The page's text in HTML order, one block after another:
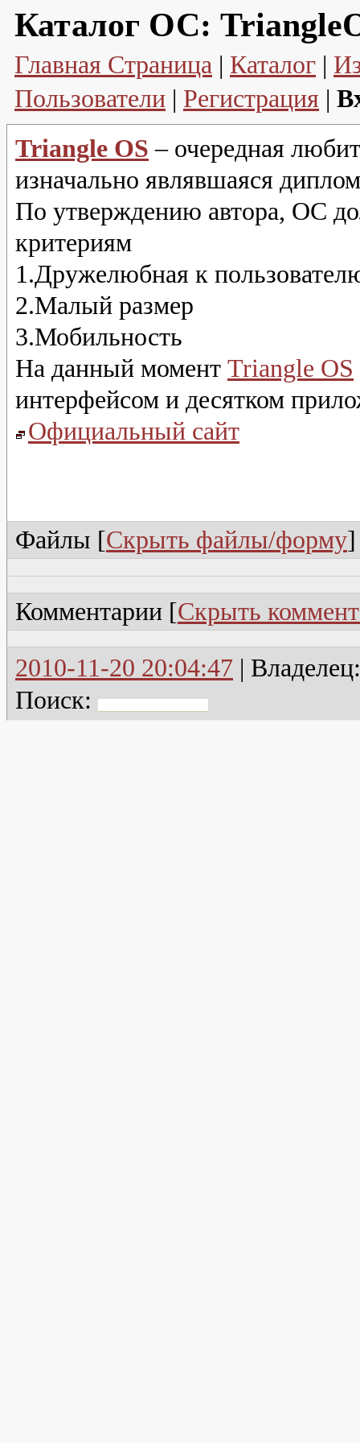
Каталог ОС:
Главная Страница | Каталог |
Пользователи | Регистрация |
Triangle OS – очередная
изначально являвшаяся
По утверждению автора, ОС
критериям
1.Дружелюбная к
2.Малый размер
3.Мобильность
На данный момент Triangle OS
интерфейсом и десятком
Официальный сайт
Файлы [Скрыть файлы/форму]
Комментарии [Скрыть
2010-11-20 20:04:47 |
Поиск: